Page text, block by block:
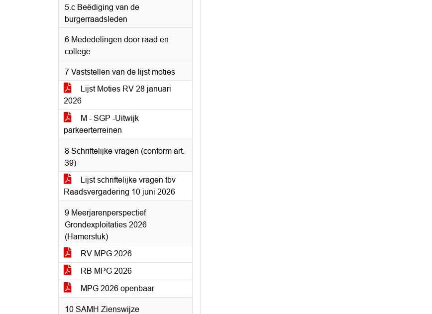
5.c Beëdiging van de
burgerraadsleden
6 Mededelingen door raad en
college
7 Vaststellen van de lijst moties
Lijst Moties RV 28 januari
2026
M - SGP -Uitwijk
parkeerterreinen
8 Schriftelijke vragen (conform art.
39)
Lijst schriftelijke vragen tbv
Raadsvergadering 10 juni 2026
9 Meerjarenperspectief
Grondexploitaties 2026
(Hamerstuk)
RV MPG 2026
RB MPG 2026
MPG 2026 openbaar
10 SAMH Zienswijze